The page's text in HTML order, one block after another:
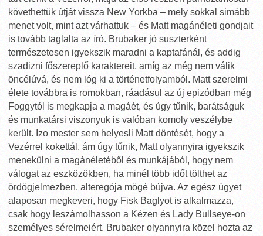
követhettük útját vissza New Yorkba – mely sokkal simább
menet volt, mint azt várhattuk – és Matt magánéleti gondjait
is tovább taglalta az író. Brubaker jó suszterként
természetesen igyekszik maradni a kaptafánál, és addig
szadizni főszereplő karaktereit, amíg az még nem válik
öncélúvá, és nem lóg ki a történetfolyamból. Matt szerelmi
élete továbbra is romokban, ráadásul az új epizódban még
Foggytól is megkapja a magáét, és úgy tűnik, barátságuk
és munkatársi viszonyuk is valóban komoly veszélybe
került. Izo mester sem helyesli Matt döntését, hogy a
Vezérrel kokettál, ám úgy tűnik, Matt olyannyira igyekszik
menekülni a magánéletéből és munkájából, hogy nem
válogat az eszközökben, ha minél több időt tölthet az
ördögjelmezben, alteregója mögé bújva. Az egész ügyet
alaposan megkeveri, hogy Fisk Baglyot is alkalmazza,
csak hogy leszámolhasson a Kézen és Lady Bullseye-on
személyes sérelmeiért. Brubaker olyannyira közel hozta az